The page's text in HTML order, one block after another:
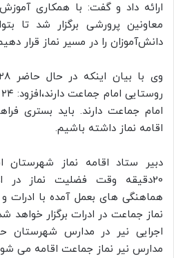
ارائه داد و گفت: با همکاری
معاونین پرورشی برگزار شد تا
دانش‌آموزان را در مسیر نماز قرار
امام جماعت دارند. باید بستری
اقامه نماز داشته باشیم.
دبیر ستاد اقامه نماز شهرستان
20دقیقه وقت فضلیت نماز در
هماهنگی های بعمل آمده با
نماز جماعت در ادرات برگزار
اجرایی نیر در مدارس شهرستان
مدارس نیر نماز جماعت اقامه می